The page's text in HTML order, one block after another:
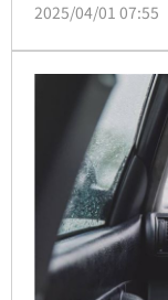
損失。另外，稅
動機車，免徵使
2025/04/01 07:55